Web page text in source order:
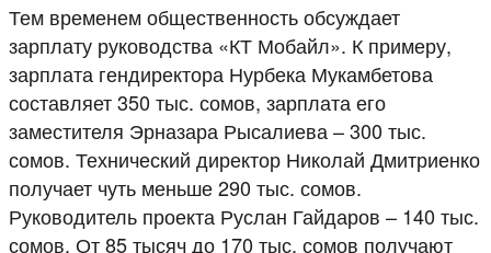
Тем временем общественность обсуждает
зарплату руководства «КТ Мобайл». К примеру,
зарплата гендиректора Нурбека Мукамбетова
составляет 350 тыс. сомов, зарплата его
заместителя Эрназара Рысалиева – 300 тыс.
сомов. Технический директор Николай Дмитриенко
получает чуть меньше 290 тыс. сомов.
Руководитель проекта Руслан Гайдаров – 140 тыс.
сомов. От 85 тысяч до 170 тыс. сомов получают